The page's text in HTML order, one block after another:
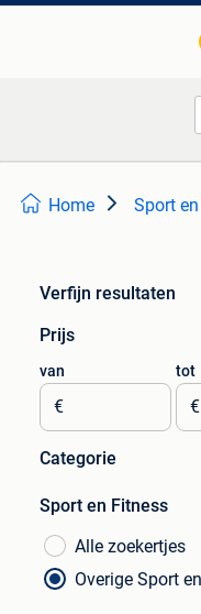
Home Sport
Verfijn resultaten
Prijs
van
€
tot
€
Categorie
Sport en Fitness
Alle zoekertjes
Overige Sport